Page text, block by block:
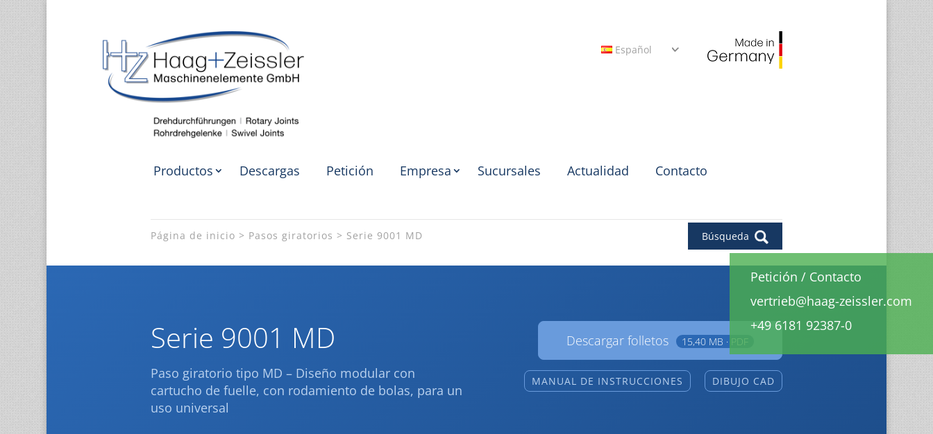
Español
Productos Descargas Petición Empresa Sucursales Actualidad Contacto
Página de inicio Pasos giratorios Serie 9001 MD Búsqueda
Serie 9001 MD
Paso giratorio tipo MD – Diseño modular con
cartucho de fuelle, con rodamiento de bolas, para un
uso universal
Descargar folletos 15,40 MB · PDF
MANUAL DE INSTRUCCIONES DIBUJO CAD
Petición / Contacto
vertrieb@haag-zeissler.com
+49 6181 92387-0